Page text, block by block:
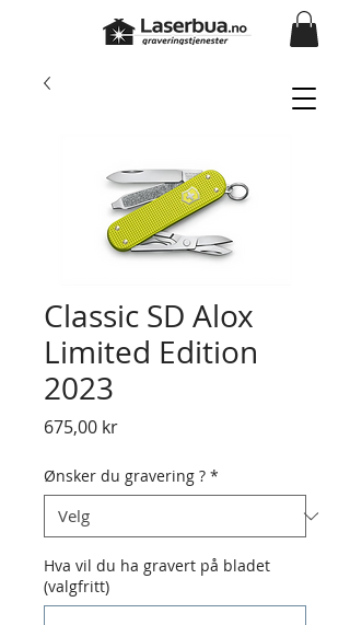
Classic SD Alox
Limited Edition
2023
675,00 krPris
Ønsker du gravering ? *
Hva vil du ha gravert på bladet
(valgfritt)